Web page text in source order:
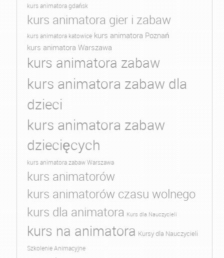
kurs animatora gdańsk
kurs animatora gier i zabaw
kurs animatora katowice kurs animatora Poznań
kurs animatora Warszawa
kurs animatora zabaw
kurs animatora zabaw dla
dzieci
kurs animatora zabaw
dziecięcych
kurs animatora zabaw Warszawa
kurs animatorów
kurs animatorów czasu wolnego
kurs dla animatora Kurs dla Nauczycieli
kurs na animatora Kursy dla Nauczycieli
Szkolenie Animacyjne